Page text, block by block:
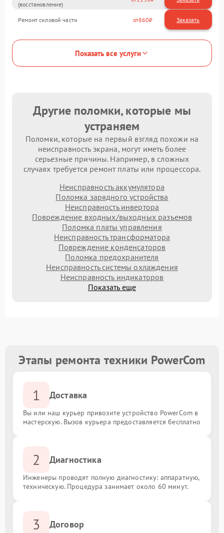
(восстановление)
Ремонт силовой части 860
Показать все услуги
Другие поломки, которые мы
устраняем
Поломки, которые на первый взгляд похожи на
неисправность экрана, могут иметь более
серьезные причины. Например, в сложных
случаях требуется ремонт платы или процессора.
Неисправность аккумулятора
Поломка зарядного устройства
Неисправность инвертора
Повреждение входных/выходных разъемов
Поломка платы управления
Неисправность трансформатора
Повреждение конденсаторов
Поломка предохранителя
Неисправность системы охлаждения
Неисправность индикаторов
Показать еще
Этапы ремонта техники PowerCom
1 Доставка
Вы или наш курьер привозите устройство PowerCom в
мастерскую. Вызов курьера предоставляется бесплатно
2 Диагностика
Инженеры проводят полную диагностику: аппаратную,
техническую. Процедура занимает около 60 минут.
3 Договор